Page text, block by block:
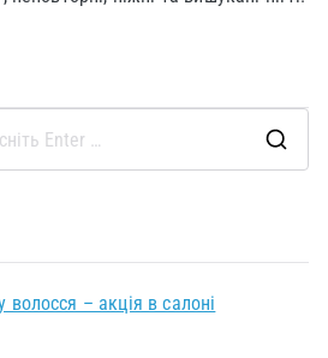
– акція в салоні